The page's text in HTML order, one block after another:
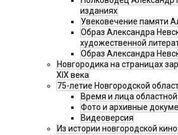
изданиях
Увековечение памяти
Образ Александра
художественной
Образ Александра
Новгородика на страницах
XIX века
75-летие Новгородской
Время и лица
Фото и архивные
Видеоверсия
Из истории новгородской